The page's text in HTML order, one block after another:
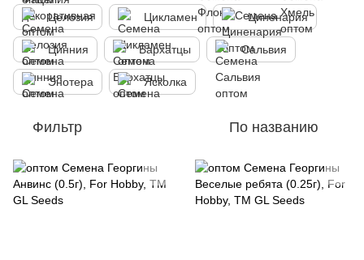
Целозия Цикламен Циненария
Цинния Бархатцы Сальвия
Энотера Ясколка
Фильтр По названию